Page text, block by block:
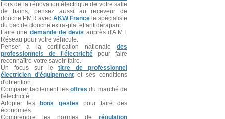
Lors de la rénovation électrique de votre salle
de bains, pensez aussi au receveur de
douche PMR avec AKW Francele spécialiste
du bac de douche extra-plat et antidérapant.
Faire une demande de devis auprès d'A.M.I.
Réseau pour votre véhicule.
Penser à la certification nationale des
professionnels de l'électricitépour faire
reconnaître votre savoir-faire.
Un focus sur le titre de professionnel
électricien d'équipement et ses conditions
d'obtention.
Comparer facilement les offres du marché de
l'électricité.
Adopter les
bons gestes pour faire des
économies.
Comprendre les normes de régulation